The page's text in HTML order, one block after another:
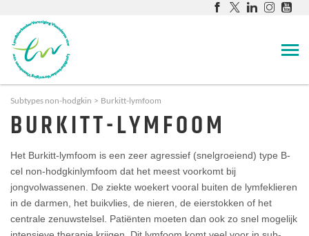
Subtypes non-hodgkin Burkitt-lymfoom
BURKITT-LYMFOOM
Het Burkitt-lymfoom is een zeer agressief (snelgroeiend) type B-
cel non-hodgkinlymfoom dat het meest voorkomt bij
jongvolwassenen. De ziekte woekert vooral buiten de lymfeklieren
in de darmen, het buikvlies, de nieren, de eierstokken of het
centrale zenuwstelsel. Patiënten moeten dan ook zo snel mogelijk